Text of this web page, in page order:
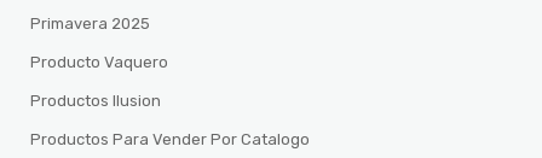
Primavera 2025
Producto Vaquero
Productos Ilusion
Productos Para Vender Por Catalogo